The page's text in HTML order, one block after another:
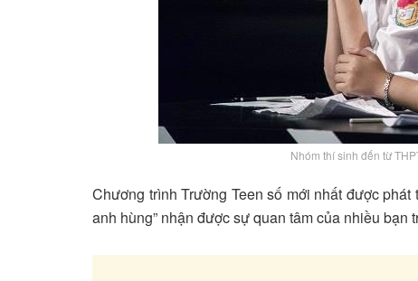
Nhóm thí sinh đến từ
Chương trình Trường Teen số mới nhất được
anh hùng” nhận được sự quan tâm của nhiều bạn